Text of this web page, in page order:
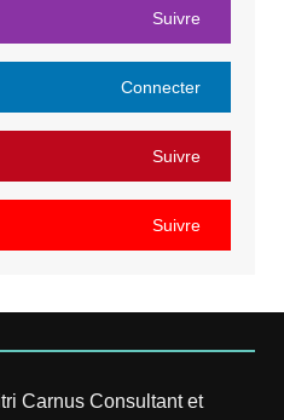
Suivre
Connecter
Suivre
Suivre
CarnusConsultant et